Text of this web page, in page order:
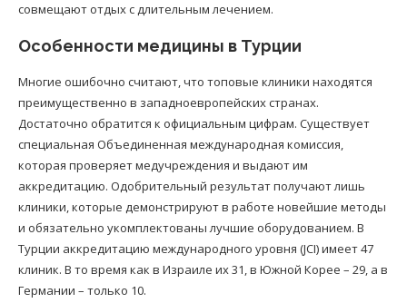
совмещают отдых с длительным лечением.
Особенности медицины в Турции
Многие ошибочно считают, что топовые клиники находятся
преимущественно в западноевропейских странах.
Достаточно обратится к официальным цифрам. Существует
специальная Объединенная международная комиссия,
которая проверяет медучреждения и выдают им
аккредитацию. Одобрительный результат получают лишь
клиники, которые демонстрируют в работе новейшие методы
и обязательно укомплектованы лучшие оборудованием. В
Турции аккредитацию международного уровня (JCI) имеет 47
клиник. В то время как в Израиле их 31, в Южной Корее – 29, а в
Германии – только 10.